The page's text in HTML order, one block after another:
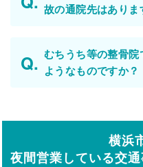
故の通院先はありま
むちうち等の整骨
ようなものですか？
横浜
夜間営業している交